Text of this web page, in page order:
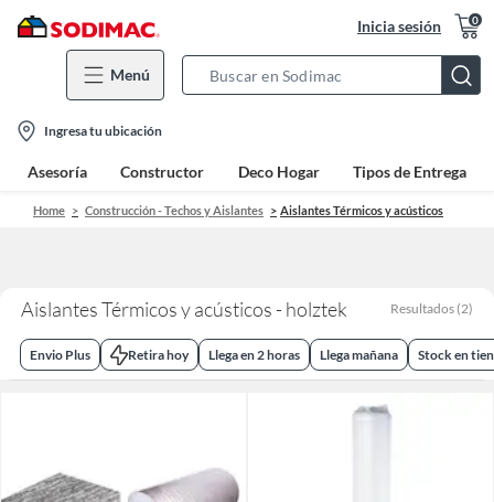
Inicia sesión 0
Menú
Bar
location-
icon
Ingresa tu ubicación
Asesoría Constructor Deco Hogar Tipos de Entrega
Home Construcción - Techos y Aislantes Aislantes Térmicos y acústicos
Aislantes Térmicos y acústicos - holztek Resultados (2)
Envio Plus Retira hoy Llega en 2 horas Llega mañana Stock en